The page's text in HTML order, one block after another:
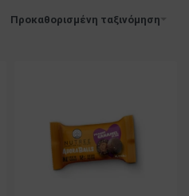
καθώς και πολλές
Προκαθορισμένη ταξινόμηση